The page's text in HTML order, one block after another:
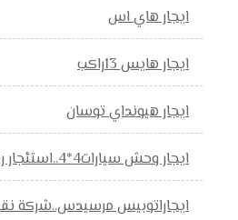
ايجار هاي اس
ايجار هايس 13راكب
ايجار هيونداي توسان
ايجار وحش سيارات4*4..استئجار رنج روفر
ايجاراتوبيس مرسيدس..شركة